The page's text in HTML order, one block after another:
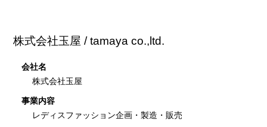
株式会社玉屋 / tamaya co.,ltd.
会社名
株式会社玉屋
事業内容
レディスファッション企画・製造・販売